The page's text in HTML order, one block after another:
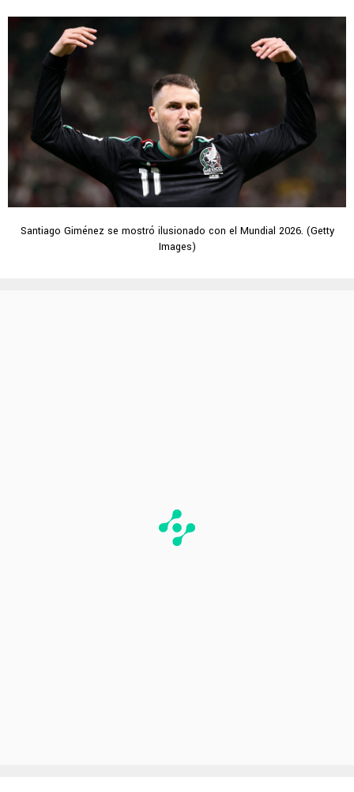
Santiago Giménez se mostró ilusionado con el Mundial 2026. (Getty
Images)